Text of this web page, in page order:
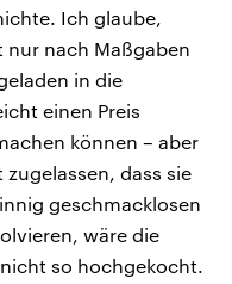
Ich glaube,
nach Maßgaben
in die
einen Preis
können – aber
dass sie
geschmacklosen
wäre die
so hochgekocht.